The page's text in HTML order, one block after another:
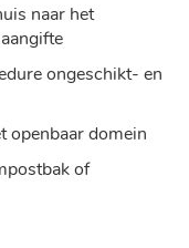
naar het
ongeschikt- en
openbaar domein
of